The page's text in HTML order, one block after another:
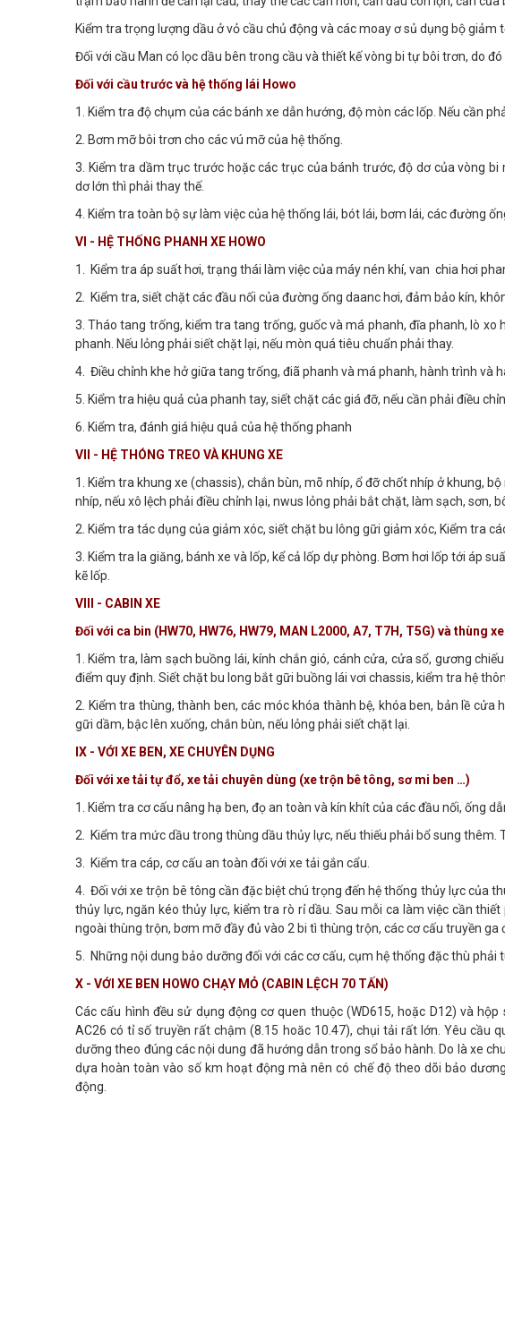
Kiểm tra trọng lượng dầu ở vỏ cầu chủ động và các moay ơ sủ dụng bộ
Đối với cầu Man có lọc dầu bên trong cầu và thiết kế vòng bi tự bôi trơn, do
Đối với cầu trước và hệ thống lái Howo
1. Kiểm tra độ chụm của các bánh xe dẫn hướng, độ mòn các lốp. Nếu cần
2. Bơm mỡ bôi trơn cho các vú mỡ của hệ thống.
3. Kiểm tra dầm trục trước hoặc các trục của bánh trước, độ dơ của vòng
dơ lớn thì phải thay thế.
4. Kiểm tra toàn bộ sự làm việc của hệ thống lái, bót lái, bơm lái, các đường
VI - HỆ THỐNG PHANH XE HOWO
1. Kiểm tra áp suất hơi, trạng thái làm việc của máy nén khí, van chia hơi
2. Kiểm tra, siết chặt các đầu nối của đường ống daanc hơi, đảm bảo kín,
3. Tháo tang trống, kiểm tra tang trống, guốc và má phanh, đĩa phanh, lò
phanh. Nếu lỏng phải siết chặt lại, nếu mòn quá tiêu chuẩn phải thay.
4. Điều chỉnh khe hở giữa tang trống, điã phanh và má phanh, hành trình và
5. Kiểm tra hiệu quả của phanh tay, siết chặt các giá đỡ, nếu cần phải điều
6. Kiểm tra, đánh giá hiệu quả của hệ thống phanh
VII - HỆ THÓNG TREO VÀ KHUNG XE
1. Kiểm tra khung xe (chassis), chắn bùn, mõ nhíp, ổ đỡ chốt nhíp ở khung,
nhíp, nếu xô lệch phải điều chỉnh lại, nwus lỏng phải bắt chặt, làm sạch, sơn,
2. Kiểm tra tác dụng của giảm xóc, siết chặt bu lông gữi giảm xóc, Kiểm tra
3. Kiểm tra la giăng, bánh xe và lốp, kể cả lốp dự phòng. Bơm hơi lốp tới áp
kẽ lốp.
VIII - CABIN XE
Đối với ca bin (HW70, HW76, HW79, MAN L2000, A7, T7H, T5G) và thùng
1. Kiểm tra, làm sạch buồng lái, kính chắn gió, cánh cửa, cửa sổ, gương
điểm quy định. Siết chặt bu long bắt gữi buồng lái vơi chassis, kiểm tra hệ
2. Kiểm tra thùng, thành ben, các móc khóa thành bệ, khóa ben, bản lề
gữi dầm, bậc lên xuống, chắn bùn, nếu lỏng phải siết chặt lại.
IX - VỚI XE BEN, XE CHUYÊN DỤNG
Đối với xe tải tự đổ, xe tải chuyên dùng (xe trộn bê tông, sơ mi ben …)
1. Kiểm tra cơ cấu nâng hạ ben, đọ an toàn và kín khít của các đầu nối, ống
2. Kiểm tra mức dầu trong thùng dầu thủy lực, nếu thiếu phải bổ sung thêm.
3. Kiểm tra cáp, cơ cấu an toàn đối với xe tải gắn cẩu.
4. Đối với xe trộn bê tông cần đặc biệt chú trọng đến hệ thống thủy lực của
thủy lực, ngăn kéo thủy lực, kiểm tra rò rỉ dầu. Sau mỗi ca làm việc cần
ngoài thùng trộn, bơm mỡ đầy đủ vào 2 bi tì thùng trộn, các cơ cấu truyền ga
5. Những nội dung bảo dưỡng đối với các cơ cấu, cụm hệ thống đặc thù phải
X - VỚI XE BEN HOWO CHẠY MỎ (CABIN LỆCH 70 TẤN)
Các cấu hình đều sử dụng động cơ quen thuộc (WD615, hoặc D12) và
AC26 có tỉ số truyền rất chậm (8.15 hoăc 10.47), chụi tải rất lớn. Yêu cầu
dưỡng theo đúng các nội dung đã hướng dẫn trong sổ bảo hành. Do là xe
dựa hoàn toàn vào số km hoạt động mà nên có chế độ theo dõi bảo
động.